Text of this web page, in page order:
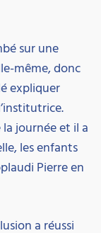
sur une
même, donc
expliquer
journée et il a
les enfants
Pierre en
a réussi